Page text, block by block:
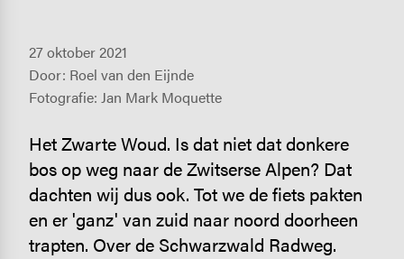
27 oktober 2021
Door: Roel van den Eijnde
Fotografie: Jan Mark Moquette
Het Zwarte Woud. Is dat niet dat donkere
bos op weg naar de Zwitserse Alpen? Dat
dachten wij dus ook. Tot we de fiets pakten
en er 'ganz' van zuid naar noord doorheen
trapten. Over de Schwarzwald Radweg.